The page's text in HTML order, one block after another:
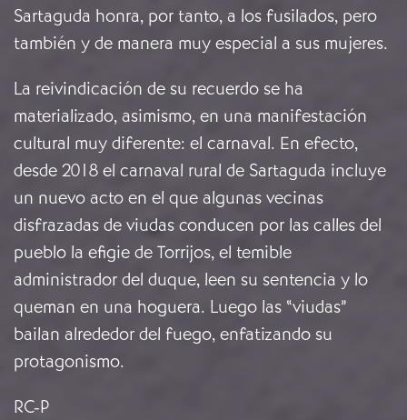
Sartaguda honra, por tanto, a los fusilados, pero
también y de manera muy especial a sus mujeres.
La reivindicación de su recuerdo se ha
materializado, asimismo, en una manifestación
cultural muy diferente: el carnaval. En efecto,
desde 2018 el carnaval rural de Sartaguda incluye
un nuevo acto en el que algunas vecinas
disfrazadas de viudas conducen por las calles del
pueblo la efigie de Torrijos, el temible
administrador del duque, leen su sentencia y lo
queman en una hoguera. Luego las “viudas”
bailan alrededor del fuego, enfatizando su
protagonismo.
RC-P